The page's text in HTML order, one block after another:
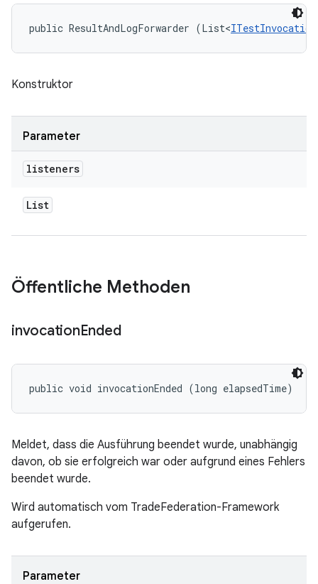
public ResultAndLogForwarder (List<
Konstruktor
Parameter
listeners
List
Öffentliche Methoden
invocationEnded
public void invocationEnded (long elapsedTime)
Meldet, dass die Ausführung beendet wurde, unabhängig
davon, ob sie erfolgreich war oder aufgrund eines Fehlers
beendet wurde.
Wird automatisch vom TradeFederation-Framework
aufgerufen.
Parameter